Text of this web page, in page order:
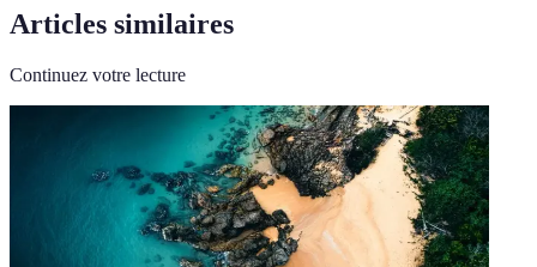
Articles similaires
Continuez votre lecture